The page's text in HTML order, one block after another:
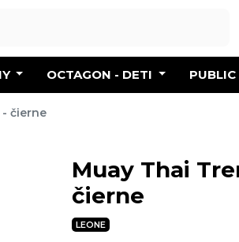
OCTAGON - DETI PUBLIC
- čierne
Muay Thai
čierne
LEONE